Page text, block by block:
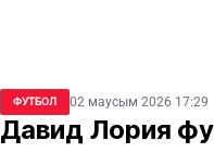
ФУТБОЛ 02 маусым 2026 17:29
Давид Лория